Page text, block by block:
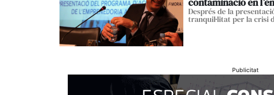
Després de la
tranquil·litat per la crisi
Publicitat